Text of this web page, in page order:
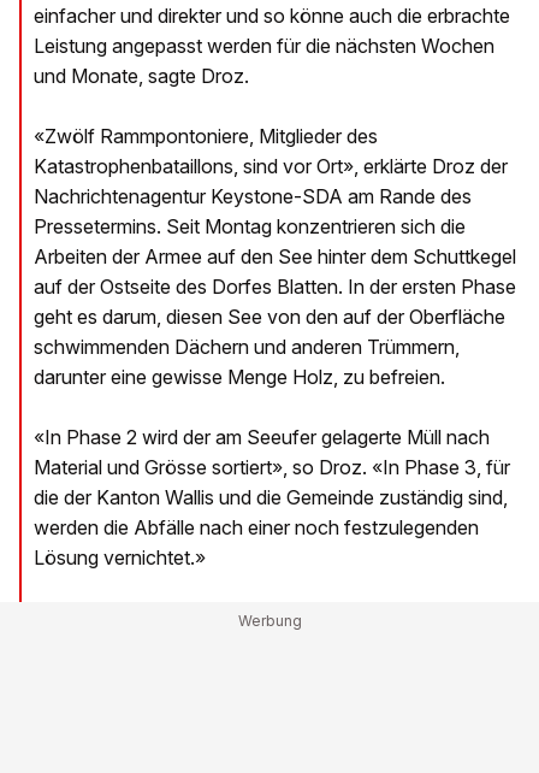
einfacher und direkter und so könne auch die erbrachte
Leistung angepasst werden für die nächsten Wochen
und Monate, sagte Droz.
«Zwölf Rammpontoniere, Mitglieder des
Katastrophenbataillons, sind vor Ort», erklärte Droz der
Nachrichtenagentur Keystone-SDA am Rande des
Pressetermins. Seit Montag konzentrieren sich die
Arbeiten der Armee auf den See hinter dem Schuttkegel
auf der Ostseite des Dorfes Blatten. In der ersten Phase
geht es darum, diesen See von den auf der Oberfläche
schwimmenden Dächern und anderen Trümmern,
darunter eine gewisse Menge Holz, zu befreien.
«In Phase 2 wird der am Seeufer gelagerte Müll nach
Material und Grösse sortiert», so Droz. «In Phase 3, für
die der Kanton Wallis und die Gemeinde zuständig sind,
werden die Abfälle nach einer noch festzulegenden
Lösung vernichtet.»